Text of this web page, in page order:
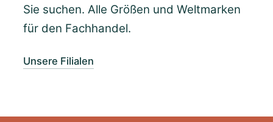
Sie suchen. Alle Größen und Weltmarken
für den Fachhandel.
Unsere Filialen